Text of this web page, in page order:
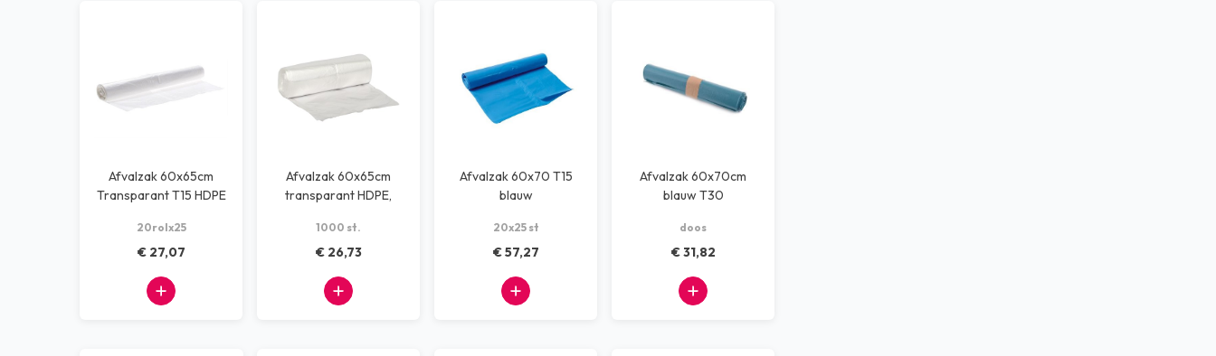
Afvalzak 60x65cm
Transparant T15 HDPE
20rolx25
€ 27,07
Afvalzak 60x65cm
transparant HDPE,
1000 st.
€ 26,73
Afvalzak 60x70 T15
blauw
20x25 st
€ 57,27
Afvalzak 60x70cm
blauw T30
doos
€ 31,82